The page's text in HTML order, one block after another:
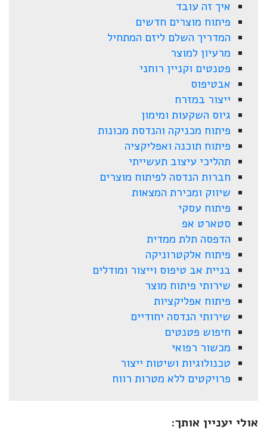
איך זה עובד
פיתוח מוצרים חדשים
המדריך השלם ליזם המתחיל
מרעיון למוצר
פטנטים וקניין רוחני
אבטיפוס
ייצור במזרח
גיוס השקעות ומימון
פיתוח מכניקה והנדסת מכונות
פיתוח תוכנה ואפליקציה
תהליכי עיצוב תעשייתי
חברות הנדסה לפיתוח מוצרים
שיווק ומכירת המצאות
פיתוח עסקי
סטארט אפ
הדפסה תלת ממדית
פיתוח אלקטרוניקה
בניית אב טיפוס וייצור ומודלים
שירותי פיתוח מוצר
פיתוח אפליקציות
שירותי הנדסה יחודיים
חיפוש פטנטים
מכשור רפואי
טכנולוגיות ושיטות ייצור
פרויקטים ללא מטרות רווח
אולי יעניין אותך: